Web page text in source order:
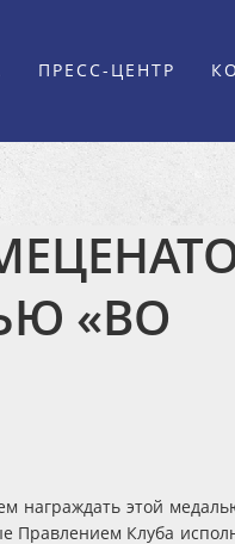
ПРЕСС-ЦЕНТР
«ВО
награждать этой
Правлением Клуба